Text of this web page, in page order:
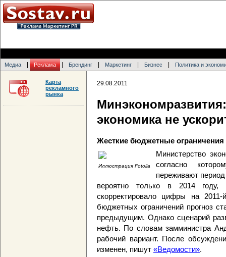
Медиа Реклама Брендинг Маркетинг Бизнес Политика и
29.08.2011
экономика не
Жесткие бюджетные ограничения
Иллюстрация Fotolia
Министерство
согласно
переживают
вероятно только в 2014 году,
скорректировало цифры на
бюджетных ограничений прогноз
предыдущим. Однако сценарий
нефть. По словам замминистра
рабочий вариант. После
изменен, пишут «Ведомости».
Карта
рекламного
рынка